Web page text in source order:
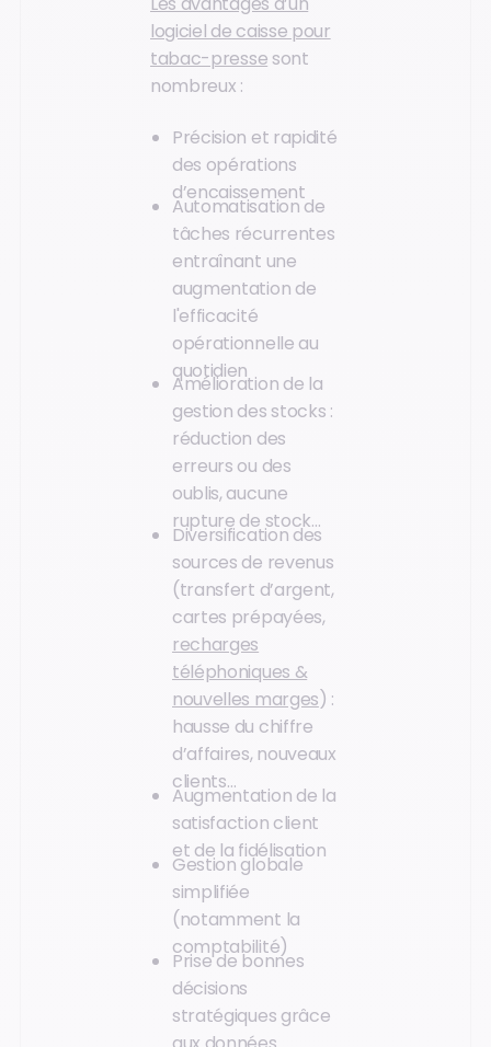
logiciel de caisse pour
tabac-presse sont
nombreux :
Précision et rapidité
des opérations
d’encaissement
Automatisation de
tâches récurrentes
entraînant une
augmentation de
l'efficacité
opérationnelle au
quotidien
Amélioration de la
gestion des stocks :
réduction des
erreurs ou des
oublis, aucune
rupture de stock…
Diversification des
sources de revenus
(transfert d’argent,
cartes prépayées,
recharges
téléphoniques &
nouvelles marges) :
hausse du chiffre
d’affaires, nouveaux
clients…
Augmentation de la
satisfaction client
et de la fidélisation
Gestion globale
simplifiée
(notamment la
comptabilité)
Prise de bonnes
décisions
stratégiques grâce